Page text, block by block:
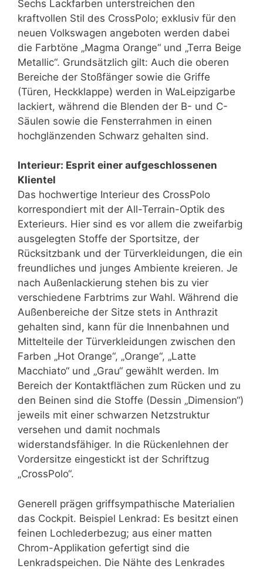
Sechs Lackfarben unterstreichen den
kraftvollen Stil des CrossPolo; exklusiv für den
neuen Volkswagen angeboten werden dabei
die Farbtöne „Magma Orange“ und „Terra Beige
Metallic“. Grundsätzlich gilt: Auch die oberen
Bereiche der Stoßfänger sowie die Griffe
(Türen, Heckklappe) werden in WaLeipzigarbe
lackiert, während die Blenden der B- und C-
Säulen sowie die Fensterrahmen in einen
hochglänzenden Schwarz gehalten sind.
Interieur: Esprit einer aufgeschlossenen
Klientel
Das hochwertige Interieur des CrossPolo
korrespondiert mit der All-Terrain-Optik des
Exterieurs. Hier sind es vor allem die zweifarbig
ausgelegten Stoffe der Sportsitze, der
Rücksitzbank und der Türverkleidungen, die ein
freundliches und junges Ambiente kreieren. Je
nach Außenlackierung stehen bis zu vier
verschiedene Farbtrims zur Wahl. Während die
Außenbereiche der Sitze stets in Anthrazit
gehalten sind, kann für die Innenbahnen und
Mittelteile der Türverkleidungen zwischen den
Farben „Hot Orange“, „Orange“, „Latte
Macchiato“ und „Grau“ gewählt werden. Im
Bereich der Kontaktflächen zum Rücken und zu
den Beinen sind die Stoffe (Dessin „Dimension“)
jeweils mit einer schwarzen Netzstruktur
versehen und damit nochmals
widerstandsfähiger. In die Rückenlehnen der
Vordersitze eingestickt ist der Schriftzug
„CrossPolo“.
Generell prägen griffsympathische Materialien
das Cockpit. Beispiel Lenkrad: Es besitzt einen
feinen Lochlederbezug; aus einer matten
Chrom-Applikation gefertigt sind die
Lenkradspeichen. Die Nähte des Lenkrades